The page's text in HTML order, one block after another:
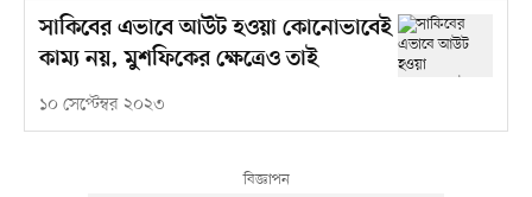
সাকিবের এভাবে আউট হওয়া কোনোভাবেই
কাম্য নয়, মুশফিকের ক্ষেত্রেও তাই
১০ সেপ্টেম্বর ২০২৩